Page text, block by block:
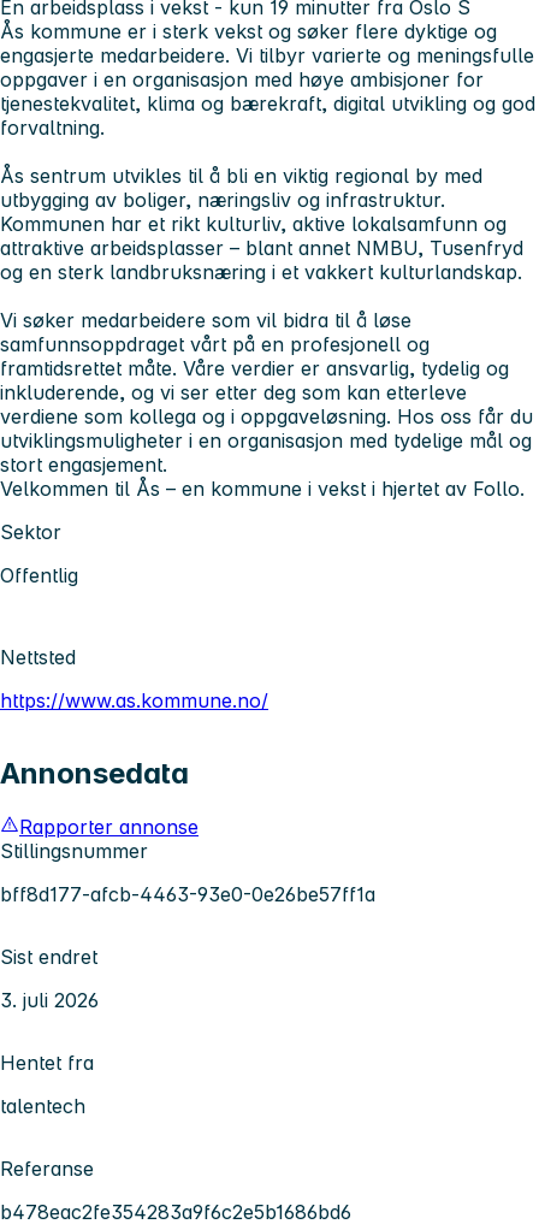
En arbeidsplass i vekst - kun 19 minutter fra Oslo S
Ås kommune er i sterk vekst og søker flere dyktige og
engasjerte medarbeidere. Vi tilbyr varierte og meningsfulle
oppgaver i en organisasjon med høye ambisjoner for
tjenestekvalitet, klima og bærekraft, digital utvikling og god
forvaltning.
Ås sentrum utvikles til å bli en viktig regional by med
utbygging av boliger, næringsliv og infrastruktur.
Kommunen har et rikt kulturliv, aktive lokalsamfunn og
attraktive arbeidsplasser – blant annet NMBU, Tusenfryd
og en sterk landbruksnæring i et vakkert kulturlandskap.
Vi søker medarbeidere som vil bidra til å løse
samfunnsoppdraget vårt på en profesjonell og
framtidsrettet måte. Våre verdier er ansvarlig, tydelig og
inkluderende, og vi ser etter deg som kan etterleve
verdiene som kollega og i oppgaveløsning. Hos oss får du
utviklingsmuligheter i en organisasjon med tydelige mål og
stort engasjement.
Velkommen til Ås – en kommune i vekst i hjertet av Follo.
Sektor
Offentlig
Nettsted
https://www.as.kommune.no/
Annonsedata
Rapporter annonse
Stillingsnummer
bff8d177-afcb-4463-93e0-0e26be57ff1a
Sist endret
3. juli 2026
Hentet fra
talentech
Referanse
b478eac2fe354283a9f6c2e5b1686bd6